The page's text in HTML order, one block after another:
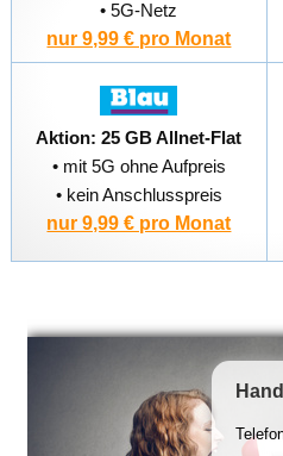
• 5G-Netz
nur 9,99 € pro Monat
Aktion: 25 GB Allnet-Flat
• mit 5G ohne Aufpreis
• kein Anschlusspreis
nur 9,99 € pro Monat